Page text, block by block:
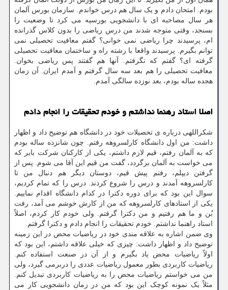
بودم. امتحان دادم و یک سال هم درس خواندم. سازمان بورس آلمان
هر سال مصاحبه ای با دانشجویی بورسیه می کرد تا وضعیت را
بسنجد، وقتی متوجه شدند من درس ریاضی را بدون کلاس گذرانده
ام، پرسیدند چرا ریاضی نمی خوانی؟ گفتم معافیت تحصیلی نمی
توانم بگیرم. پرسیدند واقعا با رشته راه و ساختمان معافیت تحصیلی
گرفته ای؟ گفتم که نگرفتم. آنها هم گفتند پس ریاضی بخوان.
معافیت تحصیلی را هم بعد سه سال گرفتم و آمدم ایران. آن زمان
هجده ساله بودم، بعد نوزده سالگی آمدم.
اصلا استاد رهنما نداشتم و خودم تحقیقات را انجام دادم
شکراللهی درباره ی تحصیلات خود در دانشگاه هم توضیح داد و اظهار
داشت: من اول دانشگاه کارلسروهه رفتم. چون شانزده ساله بودم
که به آلمان رفتم، قیم لازم داشتم، یکی از کارکنان شرکت بایر که
می خواست به آلمان برگردد، گفت من قیم این آقا می شوم. پس از
گرفتن دیپلم، رفتم پیش قیم، دوستان دیگر هم دنبال من تا
کارلسروهه آمدند و درس را شروع کردند. درس را که تمام کردیم،
سوال این بود که برای دوره دکترا در کدام دانشگاه اقدام نماییم.
یکی از استادهای کارلسروهه که من از کارش خوشم می آمد، رفت
بُن و ما هم رفتیم و من دکترا گرفتم. ولی خودم کار کردم، اصلاً
استاد راهنما نداشتم. خودم تحقیقات را انجام دادم و دکترا گرفتم.
وی ضمن اشاره به علاقه مندی خود در ریاضیات محض در این زمینه
توضیح داد و اظهار داشت: چیزی که خیلی علاقه داشتم، این بود که
اولاً ریاضیات محض یاد بگیرم و از آن در صنعت استفاده کنم.
ریاضیات کاربردی بطور معمول ریاضیات عددی را دربرمی گیرد، ولی
من می خواستم ریاضیات محض را به ریاضیات کاربردی تبدیل کنم.
مثلاً یک نمونه کوچک این بود که من در زمان دانشجویی کار می